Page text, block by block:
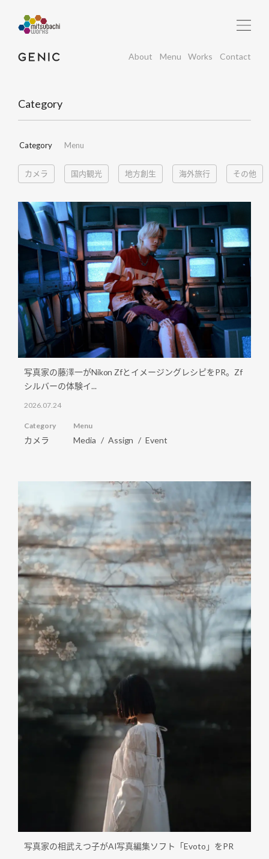
About Menu Works Contact
Category
Category Menu
カメラ 国内観光 地方創生 海外旅行 その他
写真家の藤澤一がNikon ZfとイメージングレシピをPR。Zf
シルバーの体験イ...
2026.07.24
Category
カメラ
Menu
Media Assign Event
写真家の相武えつ子がAI写真編集ソフト「Evoto」をPR